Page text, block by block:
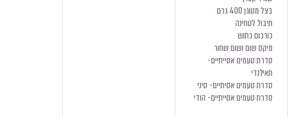
בצל מטוגן 400 גרם
תיבול לטחינה
כורכום כתוש
מיקס שום ושום שחור
סדרת טעמים אסייתיים-
תאילנדי
סדרת טעמים אסיתיים- סיני
סדרת טעמים אסייתיים- הודי